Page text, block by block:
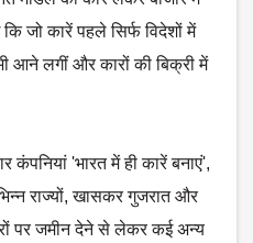
जो कारें पहले सिर्फ विदेशों में
आने लगीं और कारों की बिक्री में
कंपनियां 'भारत में ही कारें बनाएं',
राज्यों, खासकर गुजरात और
पर जमीन देने से लेकर कई अन्य